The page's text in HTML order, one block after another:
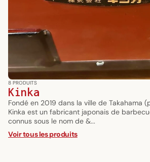
8 PRODUITS
Kinka
Fondé en 2019 dans la ville de Takahama
Kinka est un fabricant japonais de
connus sous le nom de &...
Voir tous les produits